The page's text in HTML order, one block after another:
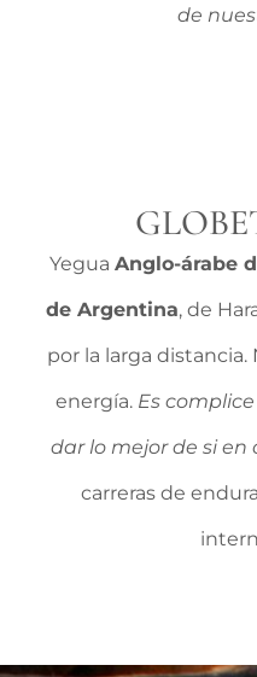
de
Yegua Anglo-árabe
de Argentina, de
por la larga
energía. Es
dar lo mejor de si en
carreras de